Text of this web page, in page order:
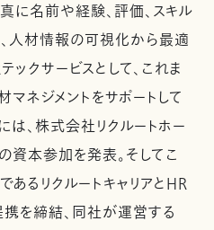
に名前や経験、評価、スキル
人材情報の可視化から最適
クサービスとして、これま
ネジメントをサポートして
、株式会社リクルートホー
資本参加を発表。そしてこ
あるリクルートキャリアとHR
を締結、同社が運営する